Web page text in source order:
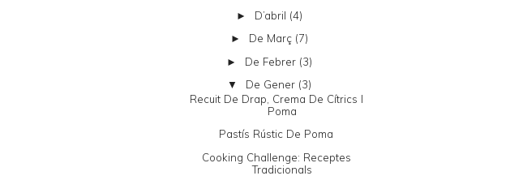
► D’abril (4)
► De Març (7)
► De Febrer (3)
▼ De Gener (3)
Recuit De Drap, Crema De Cítrics I
Poma
Pastís Rústic De Poma
Cooking Challenge: Receptes
Tradicionals